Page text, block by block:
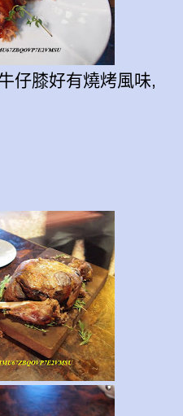
仔膝好有燒烤風味,